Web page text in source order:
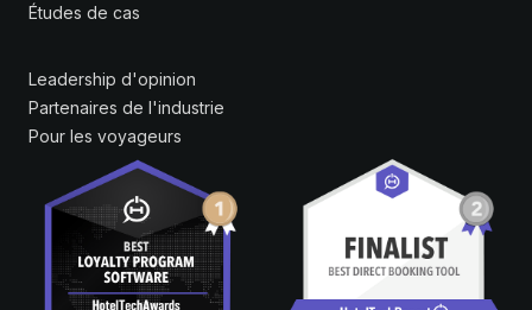
Études de cas
Leadership d'opinion
Partenaires de l'industrie
Pour les voyageurs